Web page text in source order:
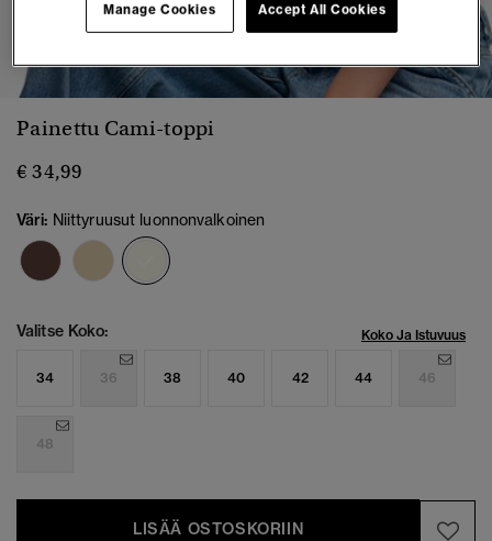
1 2 3 4 5
Painettu Cami-toppi
€ 34,99
Väri: Niittyruusut luonnonvalkoinen
Valitse Koko: Koko Ja Istuvuus
34 36 38 40 42 44 46
48
LISÄÄ OSTOSKORIIN
Accept All Cookies
Manage Cookies